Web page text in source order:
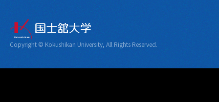
Copyright © Kokushikan University, All Rights Reserved.